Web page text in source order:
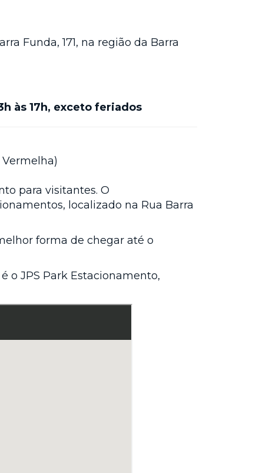
Funda, 171, na região da Barra
às 17h, exceto feriados
para visitantes. O
localizado na Rua Barra
forma de chegar até o
o JPS Park Estacionamento,